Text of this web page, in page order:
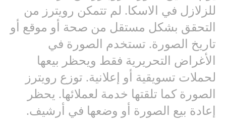
للزلازل في الاسكا. لم تتمكن رويترز من
التحقق بشكل مستقل من صحة أو موقع أو
تاريخ الصورة. تستخدم الصورة في
الأغراض التحريرية فقط ويحظر بيعها
لحملات تسويقية أو إعلانية. توزع رويترز
الصورة كما تلقتها خدمة لعملائها. يحظر
إعادة بيع الصورة أو وضعها في أرشيف.